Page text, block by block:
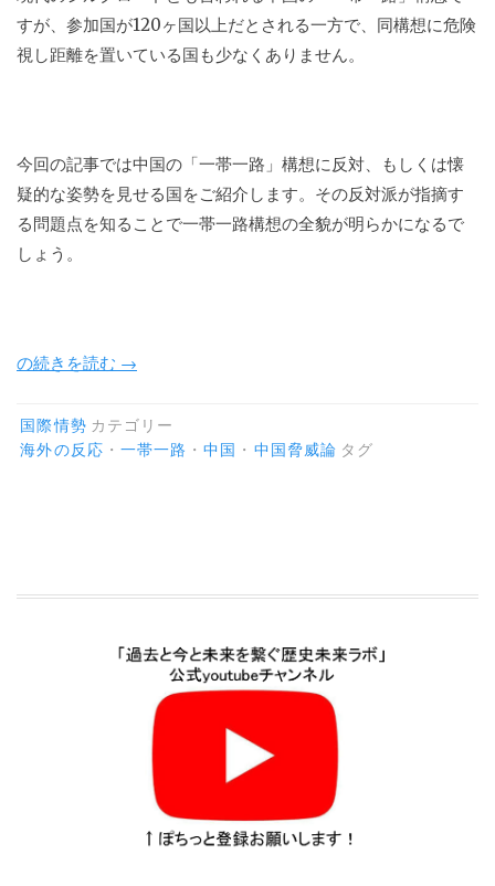
すが、参加国が120ヶ国以上だとされる一方で、同構想に危険
視し距離を置いている国も少なくありません。
今回の記事では中国の「一帯一路」構想に反対、もしくは懐
疑的な姿勢を見せる国をご紹介します。その反対派が指摘す
る問題点を知ることで一帯一路構想の全貌が明らかになるで
しょう。
“一
一
路
反
の続きを読む →
国際情勢 カテゴリー
海外の反応 ・ 一帯一路 ・中国 ・ 中国脅威論 タグ